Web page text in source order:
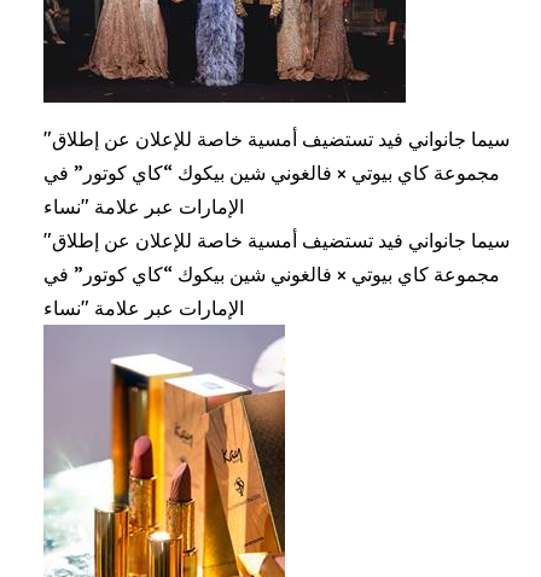
"سيما جانواني فيد تستضيف أمسية خاصة للإعلان عن إطلاق
مجموعة كاي بيوتي × فالغوني شين بيكوك “كاي كوتور” في
الإمارات عبر علامة "نساء
"سيما جانواني فيد تستضيف أمسية خاصة للإعلان عن إطلاق
مجموعة كاي بيوتي × فالغوني شين بيكوك “كاي كوتور” في
الإمارات عبر علامة "نساء